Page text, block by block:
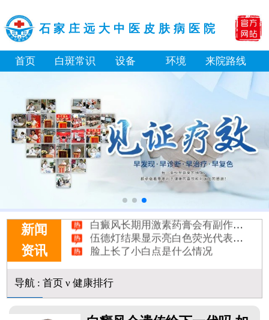
石家庄远大中医皮肤病医院
首页 白斑常识 设备 环境 来院路线
新闻
资讯
补骨脂泡酒真能治白癜风吗 有没有副作用
伍德灯下白斑比肉眼看到的更大正常吗
儿童下巴长小白点是什么原因
芦可替尼和他克莫司哪个治白癜风好
皮肤ct检测白斑对治疗有什么作用
白斑摸着光滑边界清晰有可能是哪种皮肤病
白癜风长期用激素药膏会有副作用吗
伍德灯结果显示亮白色荧光代表什么意思
脸上长了小白点是什么情况
白癜风用芦可替尼乳膏多久能恢复正常色
导航: 首页ν 健康排行